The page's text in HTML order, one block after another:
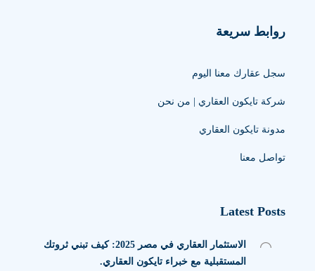
روابط سريعة
سجل عقارك معنا اليوم
شركة تايكون العقاري | من نحن
مدونة تايكون العقاري
تواصل معنا
Latest Posts
الاستثمار العقاري في مصر 2025: كيف تبني ثروتك
المستقبلية مع خبراء تايكون العقاري.